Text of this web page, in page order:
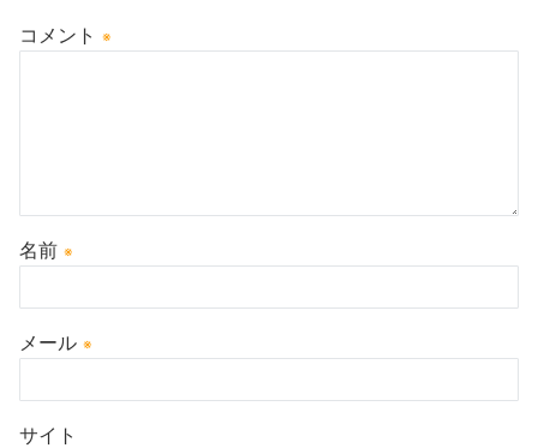
コメント ※
名前 ※
メール ※
サイト